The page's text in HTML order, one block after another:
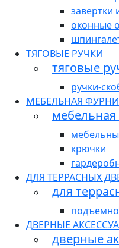
завертки
оконные
ТЯГОВЫЕ РУЧКИ
тяговые
ручки-
МЕБЕЛЬНАЯ
крючки
ДЛЯ ТЕРРАСНЫХ
для
ДВЕРНЫЕ
дверные